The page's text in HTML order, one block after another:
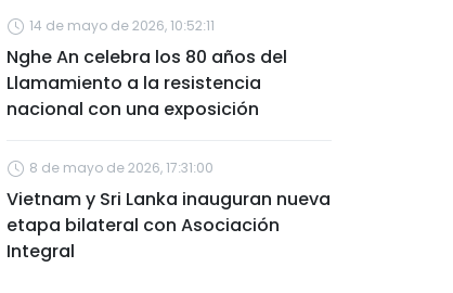
14 de mayo de 2026, 10:52:11
Nghe An celebra los 80 años del
Llamamiento a la resistencia
nacional con una exposición
8 de mayo de 2026, 17:31:00
Vietnam y Sri Lanka inauguran nueva
etapa bilateral con Asociación
Integral